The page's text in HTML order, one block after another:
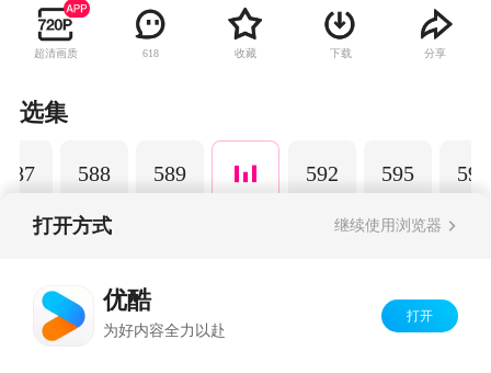
踪，并目睹了黑衣人正在进行可疑交易。不料，
却被另一名黑衣人在背后击晕，被强行灌下一种
名为APTX-4869的毒药，致使身体变小。为了在
为“江户川柯南”，并寄住在毛利兰的家中。作为
侦探，柯南实在看不下去毛利小五郎经常做的一
些“发育不良”的错误推理，便帮助毛利小五郎破
超清画质 618 收藏 下载 分享
选集
587 588 589 592 595 596
打开方式 继续使用浏览器
优酷
为好内容全力以赴
打开